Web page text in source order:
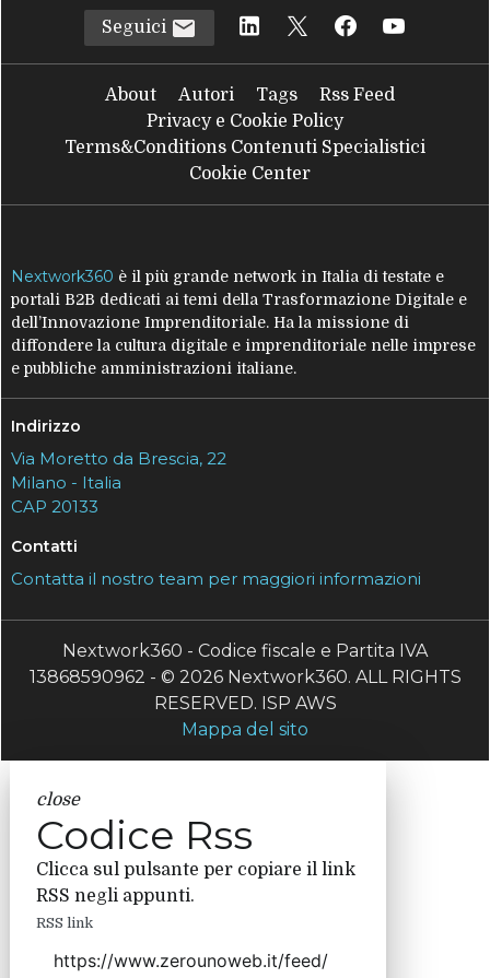
Seguici
About Autori Tags
Rss Feed
Privacy e Cookie Policy
Terms&Conditions Contenuti Specialistici
Cookie Center
Nextwork360 è il più grande network in Italia di testate e
portali B2B dedicati ai temi della Trasformazione Digitale e
dell’Innovazione Imprenditoriale. Ha la missione di
diffondere la cultura digitale e imprenditoriale nelle imprese
e pubbliche amministrazioni italiane.
Indirizzo
Via Moretto da Brescia, 22
Milano - Italia
CAP 20133
Contatti
Contatta il nostro team per maggiori informazioni
Nextwork360 - Codice fiscale e Partita IVA
13868590962 - © 2026 Nextwork360. ALL RIGHTS
RESERVED. ISP AWS
Mappa del sito
close
Codice Rss
Clicca sul pulsante per copiare il link
RSS negli appunti.
RSS link